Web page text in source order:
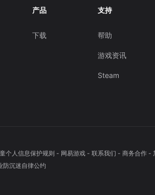
产品
下载
支持
帮助
游戏资讯
Steam
个人信息保护规则 - 网易游戏- 联系我们 - 商务合作-
防沉迷自律公约